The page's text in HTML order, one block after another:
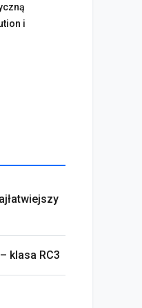
i
klasa RC3